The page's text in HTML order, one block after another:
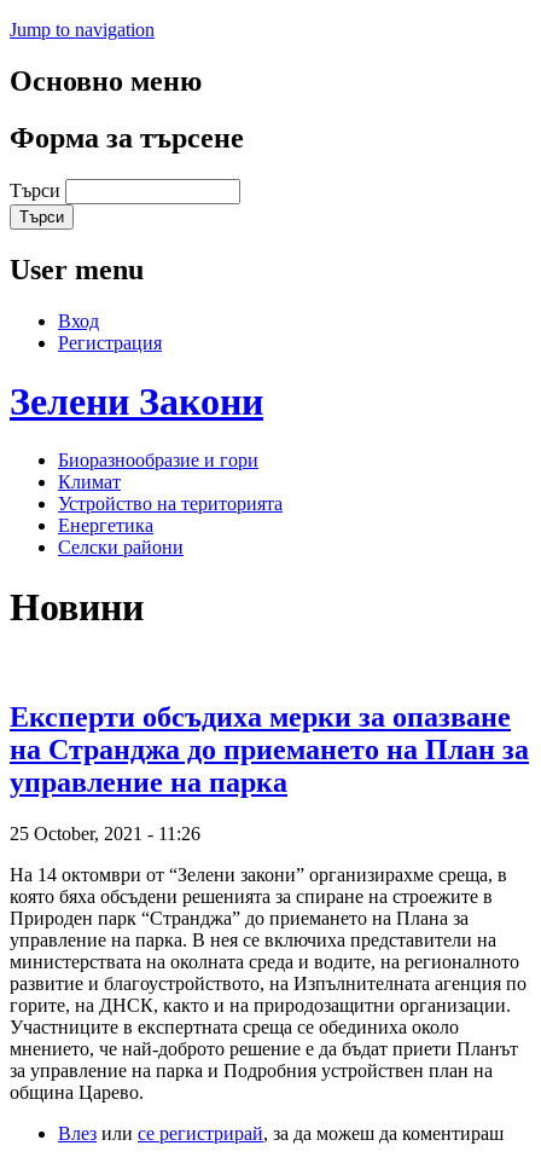
Jump to navigation
Основно меню
Форма за търсене
Търси
User menu
Вход
Регистрация
Зелени Закони
Биоразнообразие и гори
Климат
Устройство на територията
Енергетика
Селски райони
Новини
Експерти обсъдиха мерки за опазване
на Странджа до приемането на План за
управление на парка
25 October, 2021 - 11:26
На 14 октомври от “Зелени закони” организирахме среща, в
която бяха обсъдени решенията за спиране на строежите в
Природен парк “Странджа” до приемането на Плана за
управление на парка. В нея се включиха представители на
министерствата на околната среда и водите, на регионалното
развитие и благоустройството, на Изпълнителната агенция по
горите, на ДНСК, както и на природозащитни организации.
Участниците в експертната среща се обединиха около
мнението, че най-доброто решение е да бъдат приети Планът
за управление на парка и Подробния устройствен план на
община Царево.
Влез или се регистрирай, за да можеш да коментираш